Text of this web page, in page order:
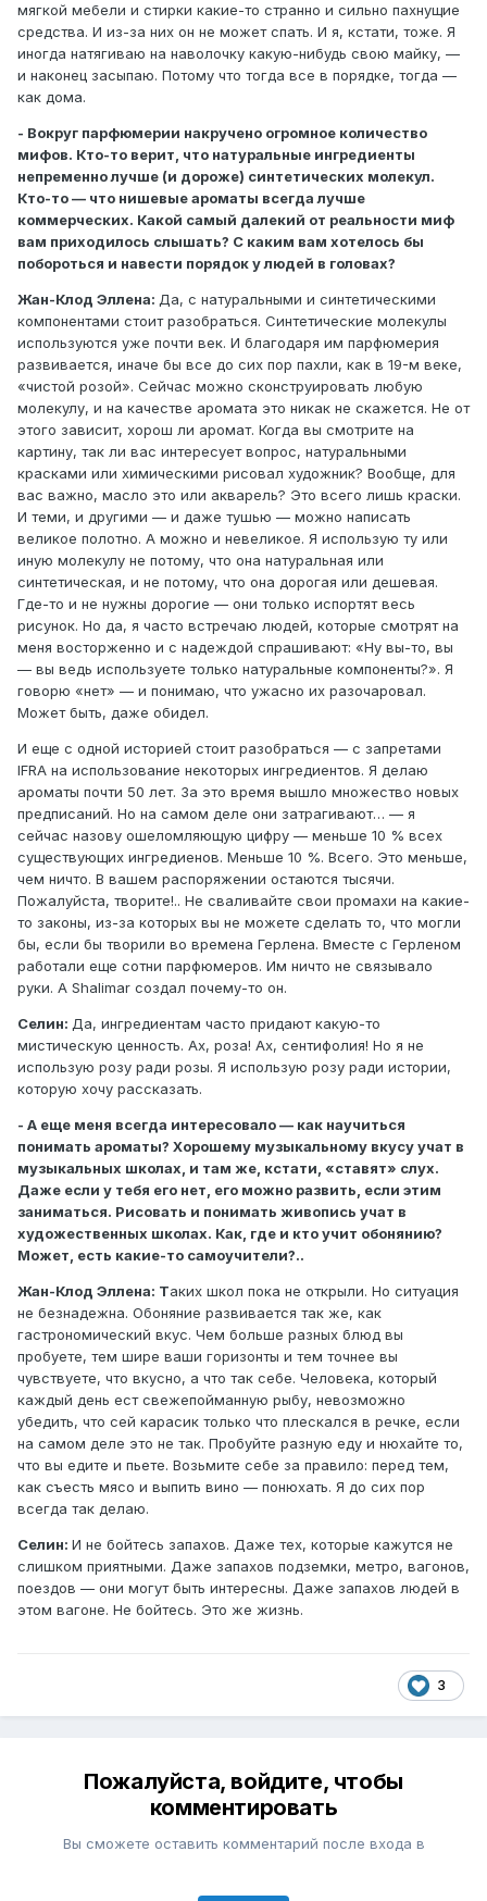
мягкой мебели и стирки какие-то странно и сильно пахнущие
средства. И из-за них он не может спать. И я, кстати, тоже. Я
иногда натягиваю на наволочку какую-нибудь свою майку, —
и наконец засыпаю. Потому что тогда все в порядке, тогда —
как дома.
- Вокруг парфюмерии накручено огромное количество
мифов. Кто-то верит, что натуральные ингредиенты
непременно лучше (и дороже) синтетических молекул.
Кто-то — что нишевые ароматы всегда лучше
коммерческих. Какой самый далекий от реальности миф
вам приходилось слышать? С каким вам хотелось бы
побороться и навести порядок у людей в головах?
Жан-Клод Эллена: Да, с натуральными и синтетическими
компонентами стоит разобраться. Синтетические молекулы
используются уже почти век. И благодаря им парфюмерия
развивается, иначе бы все до сих пор пахли, как в 19-м веке,
«чистой розой». Сейчас можно сконструировать любую
молекулу, и на качестве аромата это никак не скажется. Не от
этого зависит, хорош ли аромат. Когда вы смотрите на
картину, так ли вас интересует вопрос, натуральными
красками или химическими рисовал художник? Вообще, для
вас важно, масло это или акварель? Это всего лишь краски.
И теми, и другими — и даже тушью — можно написать
великое полотно. А можно и невеликое. Я использую ту или
иную молекулу не потому, что она натуральная или
синтетическая, и не потому, что она дорогая или дешевая.
Где-то и не нужны дорогие — они только испортят весь
рисунок. Но да, я часто встречаю людей, которые смотрят на
меня восторженно и с надеждой спрашивают: «Ну вы-то, вы
— вы ведь используете только натуральные компоненты?». Я
говорю «нет» — и понимаю, что ужасно их разочаровал.
Может быть, даже обидел.
И еще с одной историей стоит разобраться — с запретами
IFRA на использование некоторых ингредиентов. Я делаю
ароматы почти 50 лет. За это время вышло множество новых
предписаний. Но на самом деле они затрагивают… — я
сейчас назову ошеломляющую цифру — меньше 10 % всех
существующих ингредиенов. Меньше 10 %. Всего. Это меньше,
чем ничто. В вашем распоряжении остаются тысячи.
Пожалуйста, творите!.. Не сваливайте свои промахи на какие-
то законы, из-за которых вы не можете сделать то, что могли
бы, если бы творили во времена Герлена. Вместе с Герленом
работали еще сотни парфюмеров. Им ничто не связывало
руки. А Shalimar создал почему-то он.
Селин: Да, ингредиентам часто придают какую-то
мистическую ценность. Ах, роза! Ах, сентифолия! Но я не
использую розу ради розы. Я использую розу ради истории,
которую хочу рассказать.
- А еще меня всегда интересовало — как научиться
понимать ароматы? Хорошему музыкальному вкусу учат в
музыкальных школах, и там же, кстати, «ставят» слух.
Даже если у тебя его нет, его можно развить, если этим
заниматься. Рисовать и понимать живопись учат в
художественных школах. Как, где и кто учит обонянию?
Может, есть какие-то самоучители?..
Жан-Клод Эллена: Таких школ пока не открыли. Но ситуация
не безнадежна. Обоняние развивается так же, как
гастрономический вкус. Чем больше разных блюд вы
пробуете, тем шире ваши горизонты и тем точнее вы
чувствуете, что вкусно, а что так себе. Человека, который
каждый день ест свежепойманную рыбу, невозможно
убедить, что сей карасик только что плескался в речке, если
на самом деле это не так. Пробуйте разную еду и нюхайте то,
что вы едите и пьете. Возьмите себе за правило: перед тем,
как съесть мясо и выпить вино — понюхать. Я до сих пор
всегда так делаю.
Селин: И не бойтесь запахов. Даже тех, которые кажутся не
слишком приятными. Даже запахов подземки, метро, вагонов,
поездов — они могут быть интересны. Даже запахов людей в
этом вагоне. Не бойтесь. Это же жизнь.
3
Пожалуйста, войдите, чтобы
комментировать
Вы сможете оставить комментарий после входа в